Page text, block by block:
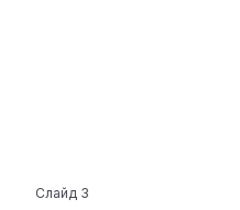
Слайд 3